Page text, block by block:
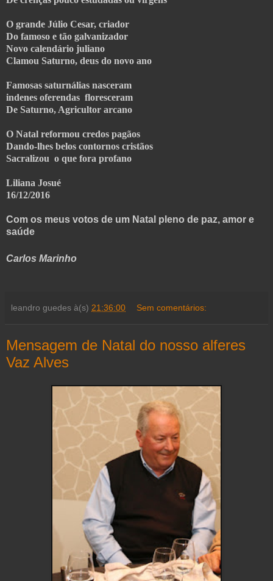
O grande Júlio Cesar, criador
Do famoso e tão galvanizador
Novo calendário juliano
Clamou Saturno, deus do novo ano
Famosas saturnálias nasceram
indenes oferendas floresceram
De Saturno, Agricultor arcano
O Natal reformou credos pagãos
Dando-lhes belos contornos cristãos
Sacralizou o que fora profano
Liliana Josué
16/12/2016
Com os meus votos de um Natal pleno de paz, amor e
saúde
Carlos Marinho
leandro guedes à(s) 21:36:00 Sem comentários:
Mensagem de Natal do nosso alferes
Vaz Alves